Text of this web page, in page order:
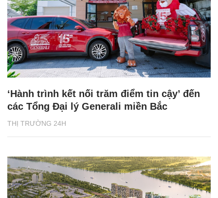
THỊ TRƯỜNG 24H
‘Hành trình kết nối trăm điểm tin cậy’ đến
các Tổng Đại lý Generali miền Bắc